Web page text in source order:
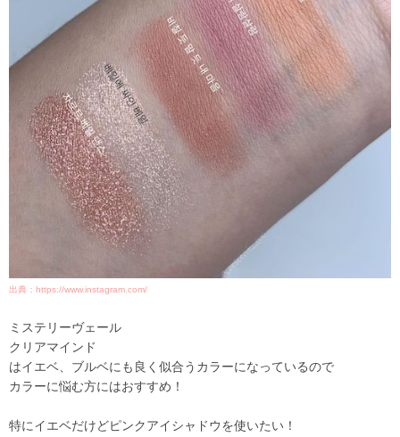
出典：https://www.instagram.com/
ミステリーヴェール
クリアマインド
はイエベ、ブルベにも良く似合うカラーになっているので
カラーに悩む方にはおすすめ！
特にイエベだけどピンクアイシャドウを使いたい！